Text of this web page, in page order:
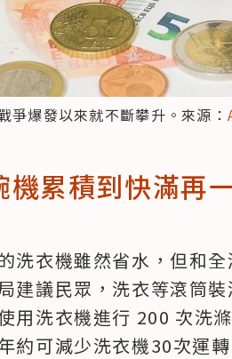
爭爆發以來就不斷攀升。來源：
機累積到快滿再
洗衣機雖然省水，但和
建議民眾，洗衣等滾筒
用洗衣機進行 200 次洗
約可減少洗衣機30次運